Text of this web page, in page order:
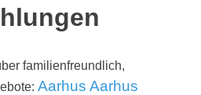
familienfreundlich,
Aarhus Aarhus